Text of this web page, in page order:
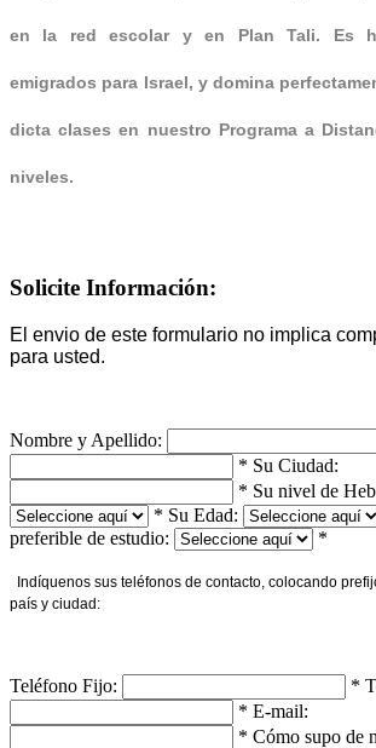
en la red escolar y en Plan Tali. Es
emigrados para Israel, y domina
dicta clases en nuestro Programa a
niveles.
Solicite Información:
El envio de este formulario no implica
para usted.
Nombre y Apellido:
* Su Ciudad:
* Su nivel de
* Su Edad:
preferible de estudio:
*
Indíquenos sus teléfonos de contacto, colocando
país y ciudad:
Teléfono Fijo: *
* E-mail:
* Cómo supo de